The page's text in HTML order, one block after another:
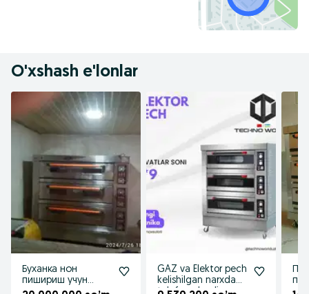
O'xshash e'lonlar
Буханка нон
пишириш учун
печка мишалка
GAZ va Elektor pech
kelishilgan narxda
telefon olrqali